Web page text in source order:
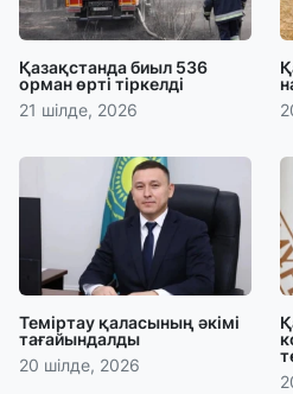
Қазақстанда биыл 536
орман өрті тіркелді
21 шілде, 2026
Теміртау қаласының әкімі
тағайындалды
20 шілде, 2026